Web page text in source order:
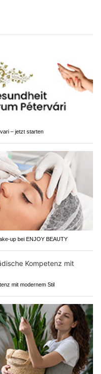
– jetzt starten
up bei ENJOY BEAUTY
mit modernem Stil